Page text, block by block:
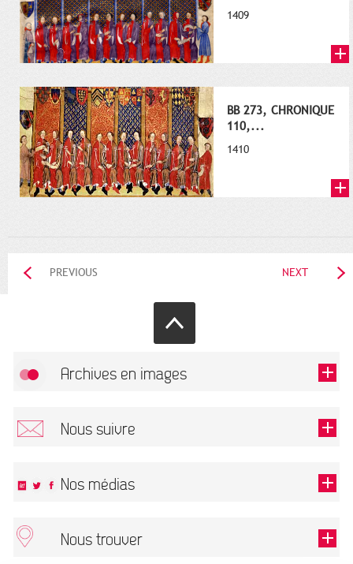
1409
BB 273, CHRONIQUE
110,...
1410
PREVIOUS NEXT
Archives en images
Nous suivre
This field is required.
Nos médias
Nous trouver